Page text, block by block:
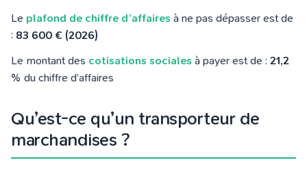
Le plafond de chiffre d’affaires à ne pas dépasser est de
: 83 600 € (2026)
Le montant des cotisations sociales à payer est de : 21,2
% du chiffre d’affaires
Qu’est-ce qu’un transporteur de
marchandises ?